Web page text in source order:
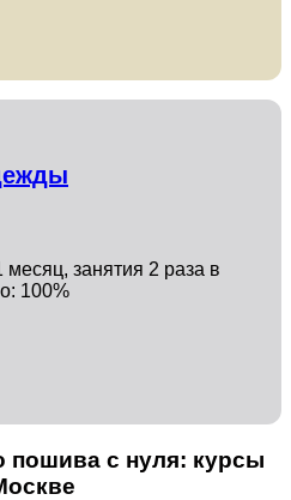
месяц, занятия 2 раза в
100%
пошива с нуля: курсы